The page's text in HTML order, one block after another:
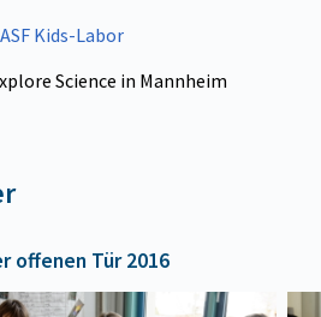
Kids-Labor
Science in Mannheim
offenen Tür 2016